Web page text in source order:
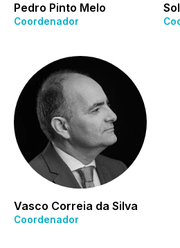
Pedro Pinto Melo
Coordenador
Vasco Correia da Silva
Coordenador